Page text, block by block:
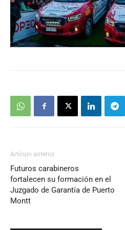
Artículo anterior
Futuros carabineros
fortalecen su formación en el
Juzgado de Garantía de Puerto
Montt